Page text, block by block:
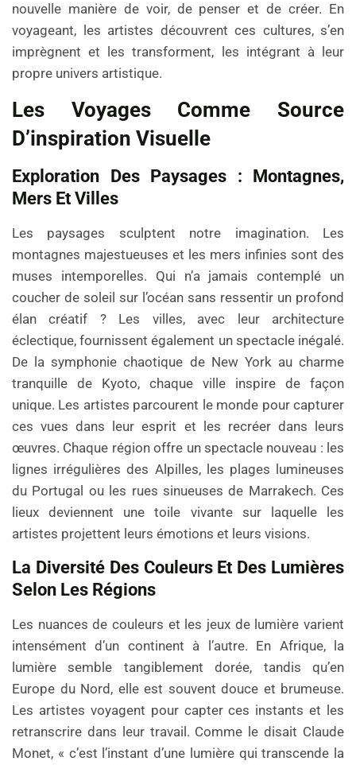
nouvelle manière de voir, de penser et de créer. En
voyageant, les artistes découvrent ces cultures, s’en
imprègnent et les transforment, les intégrant à leur
propre univers artistique.
Les Voyages Comme Source
D’inspiration Visuelle
Exploration Des Paysages : Montagnes,
Mers Et Villes
Les paysages sculptent notre imagination. Les
montagnes majestueuses et les mers infinies sont des
muses intemporelles. Qui n’a jamais contemplé un
coucher de soleil sur l’océan sans ressentir un profond
élan créatif ? Les villes, avec leur architecture
éclectique, fournissent également un spectacle inégalé.
De la symphonie chaotique de New York au charme
tranquille de Kyoto, chaque ville inspire de façon
unique. Les artistes parcourent le monde pour capturer
ces vues dans leur esprit et les recréer dans leurs
œuvres. Chaque région offre un spectacle nouveau : les
lignes irrégulières des Alpilles, les plages lumineuses
du Portugal ou les rues sinueuses de Marrakech. Ces
lieux deviennent une toile vivante sur laquelle les
artistes projettent leurs émotions et leurs visions.
La Diversité Des Couleurs Et Des Lumières
Selon Les Régions
Les nuances de couleurs et les jeux de lumière varient
intensément d’un continent à l’autre. En Afrique, la
lumière semble tangiblement dorée, tandis qu’en
Europe du Nord, elle est souvent douce et brumeuse.
Les artistes voyagent pour capter ces instants et les
retranscrire dans leur travail. Comme le disait Claude
Monet, « c’est l’instant d’une lumière qui transcende la